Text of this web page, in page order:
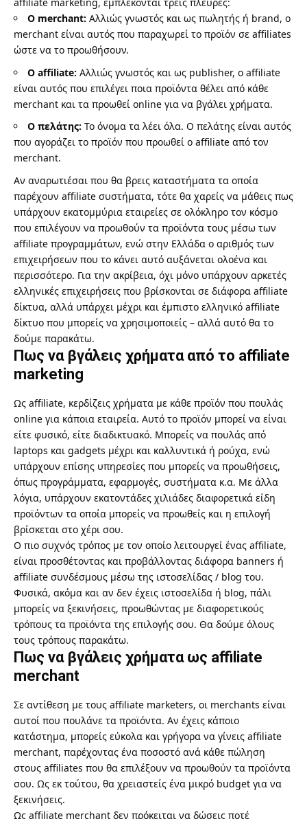
affiliate marketing, εμπλέκονται τρεις πλευρές:
Ο merchant: Αλλιώς γνωστός και ως πωλητής ή brand, ο
merchant είναι αυτός που παραχωρεί το προϊόν σε affiliates
ώστε να το προωθήσουν.
Ο affiliate: Αλλιώς γνωστός και ως publisher, ο affiliate
είναι αυτός που επιλέγει ποια προϊόντα θέλει από κάθε
merchant και τα προωθεί online για να βγάλει χρήματα.
Ο πελάτης: Το όνομα τα λέει όλα. Ο πελάτης είναι αυτός
που αγοράζει το προϊόν που προωθεί ο affiliate από τον
merchant.
Αν αναρωτιέσαι που θα βρεις καταστήματα τα οποία
παρέχουν affiliate συστήματα, τότε θα χαρείς να μάθεις πως
υπάρχουν εκατομμύρια εταιρείες σε ολόκληρο τον κόσμο
που επιλέγουν να προωθούν τα προϊόντα τους μέσω των
affiliate προγραμμάτων, ενώ στην Ελλάδα ο αριθμός των
επιχειρήσεων που το κάνει αυτό αυξάνεται ολοένα και
περισσότερο. Για την ακρίβεια, όχι μόνο υπάρχουν αρκετές
ελληνικές επιχειρήσεις που βρίσκονται σε διάφορα affiliate
δίκτυα, αλλά υπάρχει μέχρι και έμπιστο ελληνικό affiliate
δίκτυο που μπορείς να χρησιμοποιείς – αλλά αυτό θα το
δούμε παρακάτω.
Πως να βγάλεις χρήματα από το affiliate
marketing
Ως affiliate, κερδίζεις χρήματα με κάθε προϊόν που πουλάς
online για κάποια εταιρεία. Αυτό το προϊόν μπορεί να είναι
είτε φυσικό, είτε διαδικτυακό. Μπορείς να πουλάς από
laptops και gadgets μέχρι και καλλυντικά ή ρούχα, ενώ
υπάρχουν επίσης υπηρεσίες που μπορείς να προωθήσεις,
όπως προγράμματα, εφαρμογές, συστήματα κ.α. Με άλλα
λόγια, υπάρχουν εκατοντάδες χιλιάδες διαφορετικά είδη
προϊόντων τα οποία μπορείς να προωθείς και η επιλογή
βρίσκεται στο χέρι σου.
Ο πιο συχνός τρόπος με τον οποίο λειτουργεί ένας affiliate,
είναι προσθέτοντας και προβάλλοντας διάφορα banners ή
affiliate συνδέσμους μέσω της ιστοσελίδας / blog του.
Φυσικά, ακόμα και αν δεν έχεις ιστοσελίδα ή blog, πάλι
μπορείς να ξεκινήσεις, προωθώντας με διαφορετικούς
τρόπους τα προϊόντα της επιλογής σου. Θα δούμε όλους
τους τρόπους παρακάτω.
Πως να βγάλεις χρήματα ως affiliate
merchant
Σε αντίθεση με τους affiliate marketers, οι merchants είναι
αυτοί που πουλάνε τα προϊόντα. Αν έχεις κάποιο
κατάστημα, μπορείς εύκολα και γρήγορα να γίνεις affiliate
merchant, παρέχοντας ένα ποσοστό ανά κάθε πώληση
στους affiliates που θα επιλέξουν να προωθούν τα προϊόντα
σου. Ως εκ τούτου, θα χρειαστείς ένα μικρό budget για να
ξεκινήσεις.
Ως affiliate merchant δεν πρόκειται να δώσεις ποτέ